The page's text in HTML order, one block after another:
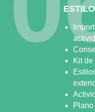
Kit